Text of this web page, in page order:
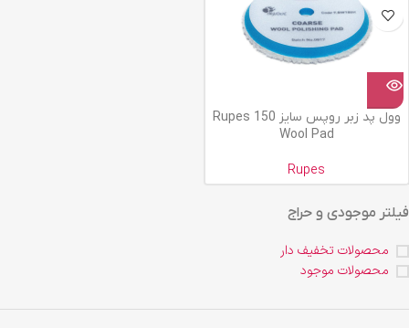
فیلتر موجودی و حراج
محصولات تخفیف دار
محصولات موجود
وول پد زبر روپس سایز 150 Rupes
Wool Pad
Rupes